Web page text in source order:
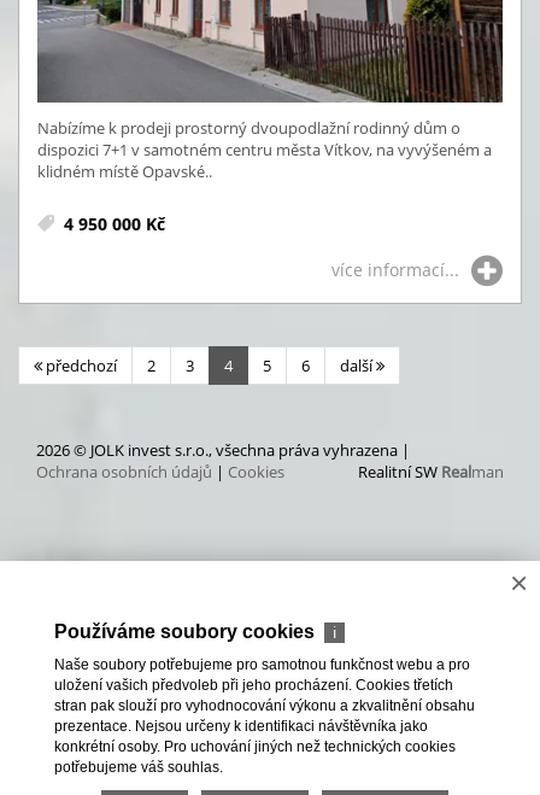
Nabízíme k prodeji prostorný dvoupodlažní rodinný dům o
dispozici 7+1 v samotném centru města Vítkov, na vyvýšeném a
klidném místě Opavské..
4 950 000 Kč
více informací...
předchozí 2 3 4 5 6 další
2026 © JOLK invest s.r.o., všechna práva vyhrazena |
Ochrana osobních údajů | Cookies Realitní SW Realman
×
Používáme soubory cookies ℹ
Naše soubory potřebujeme pro samotnou funkčnost webu a pro
uložení vašich předvoleb při jeho procházení. Cookies třetích
stran pak slouží pro vyhodnocování výkonu a zkvalitnění obsahu
prezentace. Nejsou určeny k identifikaci návštěvníka jako
konkrétní osoby. Pro uchování jiných než technických cookies
potřebujeme váš souhlas.